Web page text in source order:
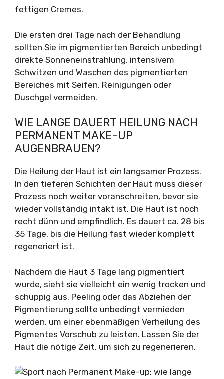
fettigen Cremes.
Die ersten drei Tage nach der Behandlung
sollten Sie im pigmentierten Bereich unbedingt
direkte Sonneneinstrahlung, intensivem
Schwitzen und Waschen des pigmentierten
Bereiches mit Seifen, Reinigungen oder
Duschgel vermeiden.
WIE LANGE DAUERT HEILUNG NACH
PERMANENT MAKE-UP
AUGENBRAUEN?
Die Heilung der Haut ist ein langsamer Prozess.
In den tieferen Schichten der Haut muss dieser
Prozess noch weiter voranschreiten, bevor sie
wieder vollständig intakt ist. Die Haut ist noch
recht dünn und empfindlich. Es dauert ca. 28 bis
35 Tage, bis die Heilung fast wieder komplett
regeneriert ist.
Nachdem die Haut 3 Tage lang pigmentiert
wurde, sieht sie vielleicht ein wenig trocken und
schuppig aus. Peeling oder das Abziehen der
Pigmentierung sollte unbedingt vermieden
werden, um einer ebenmäßigen Verheilung des
Pigmentes Vorschub zu leisten. Lassen Sie der
Haut die nötige Zeit, um sich zu regenerieren.